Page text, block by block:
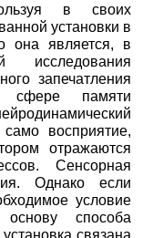
в своих
установки в
она является, в
исследования
запечатления
памяти
восприятие,
отражаются
Сенсорная
Однако если
условие
основу способа
связана